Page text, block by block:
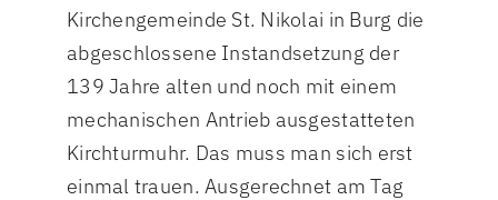
Kirchengemeinde St. Nikolai in Burg die
abgeschlossene Instandsetzung der
139 Jahre alten und noch mit einem
mechanischen Antrieb ausgestatteten
Kirchturmuhr. Das muss man sich erst
einmal trauen. Ausgerechnet am Tag